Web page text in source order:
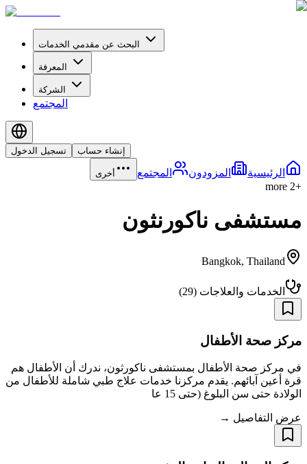
البحث عن مقدمي الخدمات
المعرفة
الشركة
المجتمع
تسجيل الدخول إنشاء حساب
الرئيسية المزودون المجتمع أخرى
+
2
مستشفى ناكورنثون
Bangkok, Thailand
الخدمات والعلاجات (
29
)
مركز صحة الأطفال
في مركز صحة الأطفال بمستشفى ناكورثون، ندرك أن الأطفال هم
قرة أعين آبائهم. يقدم مركزنا خدمات علاج طبي شاملة للأطفال من
الولادة حتى سن البلوغ (حتى 15 عا
عرض التفاصيل →